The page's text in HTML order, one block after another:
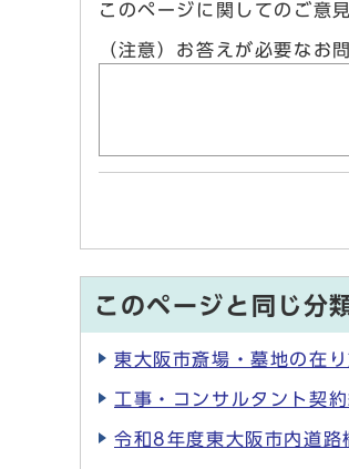
このページに関してのご意
（注意）お答えが必要なお
このページと同じ分
東大阪市斎場・墓地の在
工事・コンサルタント契
令和8年度東大阪市内道路